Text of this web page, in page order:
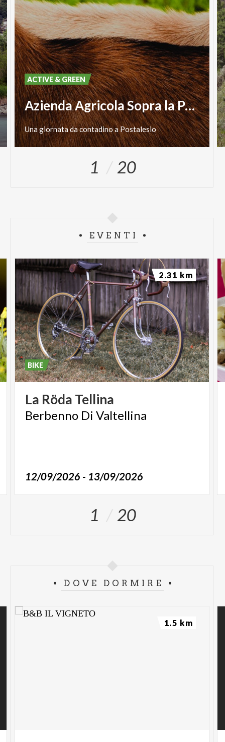
Azienda Agricola Sopra la Panca
UnagiornatadacontadinoaPostalesio
ACTIVE & GREEN
1 20
EVENTI
La Röda Tellina
Berbenno Di Valtellina
12/09/2026 - 13/09/2026
BIKE
2.31 km
1 20
DOVE DORMIRE
1.5 km